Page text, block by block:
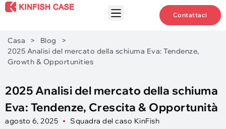
Contattaci
Casa > Blog
>
2025 Analisi del mercato della schiuma Eva: Tendenze,
Growth & Opportunities
2025 Analisi del mercato della schiuma
Eva: Tendenze, Crescita & Opportunità
agosto 6, 2025 Squadra del caso KinFish